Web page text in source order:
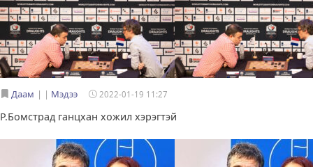
Даам | Мэдээ 2022-01-19 11:27
Р.Бомстрад ганцхан хожил хэрэгтэй